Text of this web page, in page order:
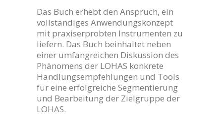
Das Buch erhebt den Anspruch, ein
vollständiges Anwendungskonzept
mit praxiserprobten Instrumenten zu
liefern. Das Buch beinhaltet neben
einer umfangreichen Diskussion des
Phänomens der LOHAS konkrete
Handlungsempfehlungen und Tools
für eine erfolgreiche Segmentierung
und Bearbeitung der Zielgruppe der
LOHAS.